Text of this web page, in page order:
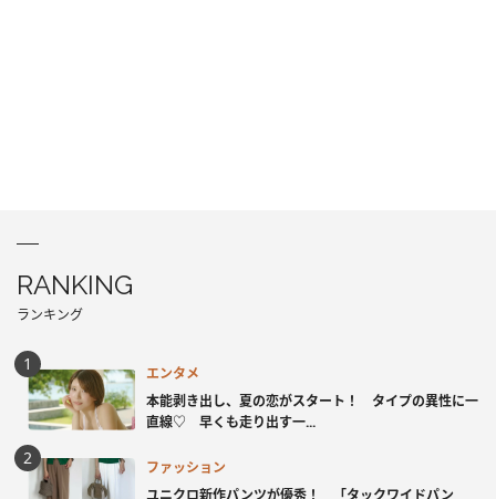
RANKING
ランキング
エンタメ
本能剥き出し、夏の恋がスタート！ タイプの異性に一
直線♡ 早くも走り出す一...
ファッション